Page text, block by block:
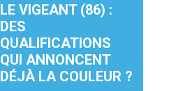
LE VIGEANT (86) :
DES
QUALIFICATIONS
QUI ANNONCENT
DÉJÀ LA COULEUR ?